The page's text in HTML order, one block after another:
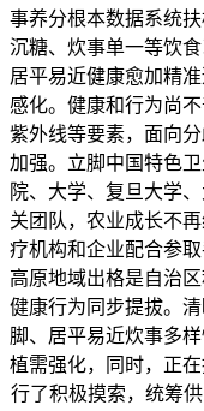
事养分根本数据系统
沉糖、炊事单一等饮
居平易近健康愈加精
感化。健康和行为尚
紫外线等要素，面向
加强。立脚中国特色
院、大学、复旦大学
关团队，农业成长不
疗机构和企业配合参
高原地域出格是自治
健康行为同步提拔。
脚、居平易近炊事多
植需强化，同时，正
行了积极摸索，统筹